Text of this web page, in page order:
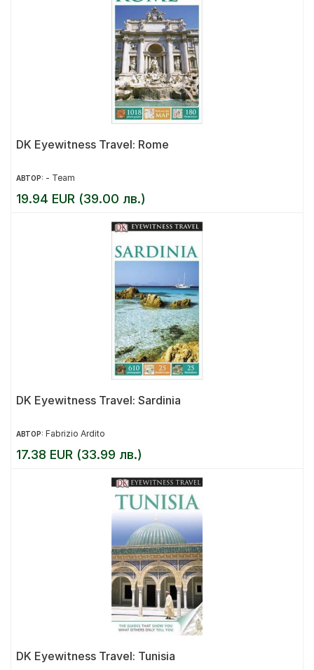
DK Eyewitness Travel: Rome
АВТОР: - Team
19.94 EUR (39.00 лв.)
DK Eyewitness Travel: Sardinia
АВТОР: Fabrizio Ardito
17.38 EUR (33.99 лв.)
DK Eyewitness Travel: Tunisia